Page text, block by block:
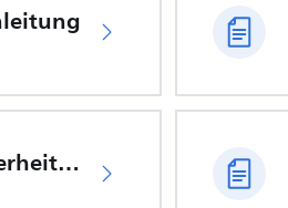
Wichtige Sicherheitsinformationen